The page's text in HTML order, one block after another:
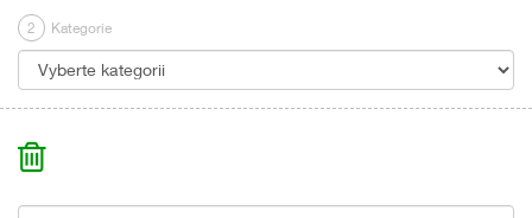
2 Kategorie